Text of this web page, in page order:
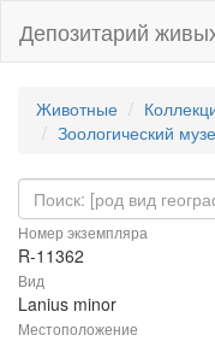
Депозитарий
Животные
Зоологический
Номер экземпляра
R-11362
Вид
Lanius minor
Местоположение